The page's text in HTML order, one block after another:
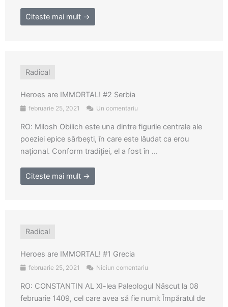
Citeste mai mult →
Radical
Heroes are IMMORTAL! #2 Serbia
februarie 25, 2021 Un comentariu
RO: Milosh Obilich este una dintre figurile centrale ale
poeziei epice sârbești, în care este lăudat ca erou
național. Conform tradiției, el a fost în ...
Citeste mai mult →
Radical
Heroes are IMMORTAL! #1 Grecia
februarie 25, 2021 Niciun comentariu
RO: CONSTANTIN AL XI-lea Paleologul Născut la 08
februarie 1409, cel care avea să fie numit Împăratul de